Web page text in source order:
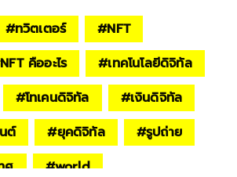
#ทวิตเตอร์ #NFT
NFT คืออะไร #เทคโนโลยีดิจิทัล
#โทเคนดิจิทัล #เงินดิจิทัล
ต์ #ยุคดิจิทัล #รูปถ่าย
ศ #world